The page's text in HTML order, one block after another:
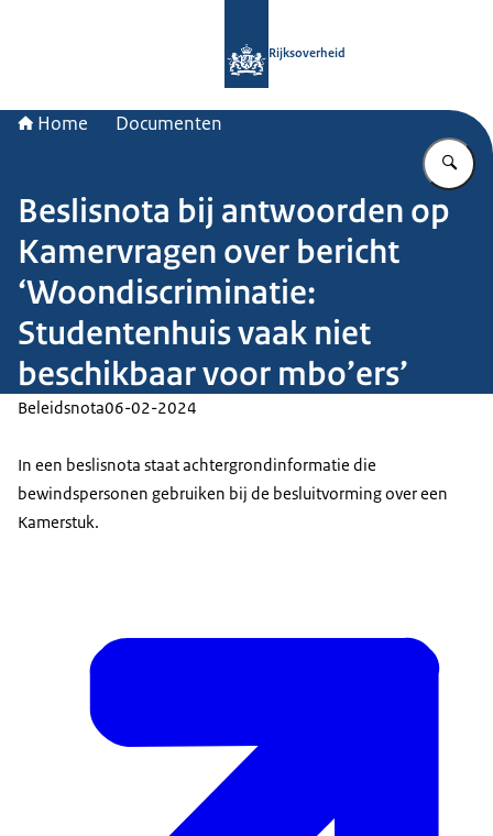
Rijksoverheid
Home Documenten
Beslisnota bij antwoorden op
Kamervragen over bericht
‘Woondiscriminatie:
Studentenhuis vaak niet
beschikbaar voor mbo’ers’
Beleidsnota06-02-2024
In een beslisnota staat achtergrondinformatie die
bewindspersonen gebruiken bij de besluitvorming over een
Kamerstuk.